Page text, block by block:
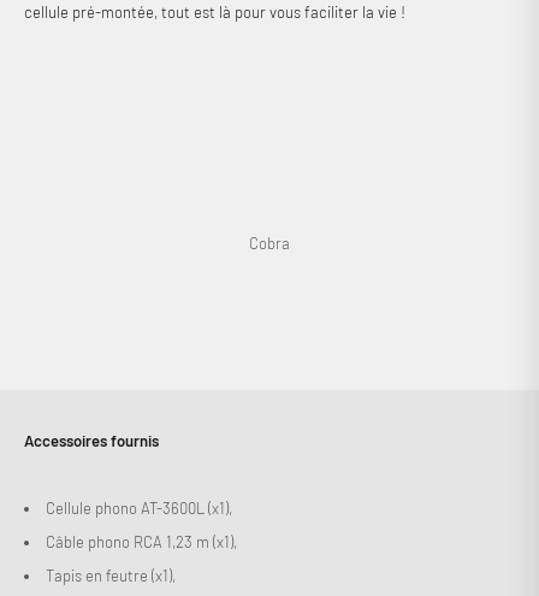
cellule pré-montée, tout est là pour vous faciliter la vie !
Cobra
Accessoires fournis
Cellule phono AT-3600L (x1),
Câble phono RCA 1,23 m (x1),
Tapis en feutre (x1),
Se connecter